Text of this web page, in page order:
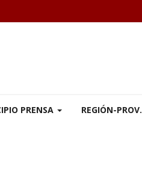
PRENSA REGIÓN-PROV.